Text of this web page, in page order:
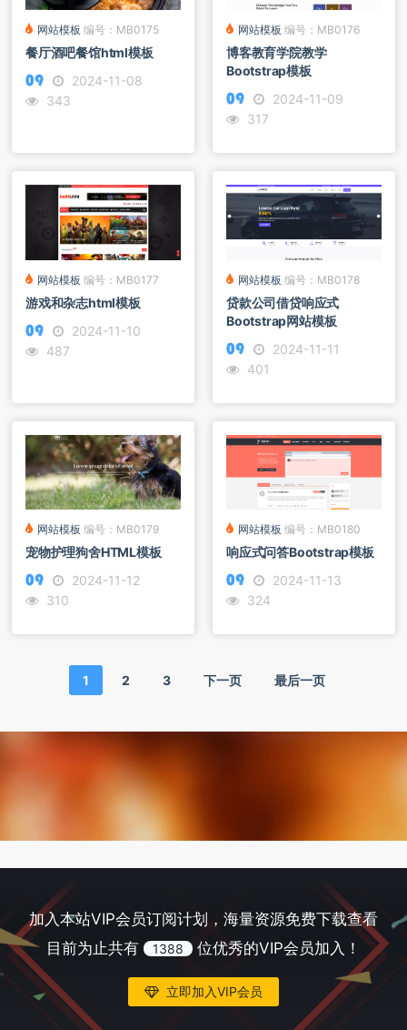
网站模板 编号：MB0175
餐厅酒吧餐馆html模板
2024-11-08
343
网站模板 编号：MB0176
博客教育学院教学
Bootstrap模板
2024-11-09
317
网站模板 编号：MB0177
游戏和杂志html模板
2024-11-10
487
网站模板 编号：MB0178
贷款公司借贷响应式
Bootstrap网站模板
2024-11-11
401
网站模板 编号：MB0179
宠物护理狗舍HTML模板
2024-11-12
310
网站模板 编号：MB0180
响应式问答Bootstrap模板
2024-11-13
324
1 2 3 下一页 最后一页
加入本站VIP会员订阅计划，海量资源免费下载查看
目前为止共有
1388 位优秀的VIP会员加入！
立即加入VIP会员